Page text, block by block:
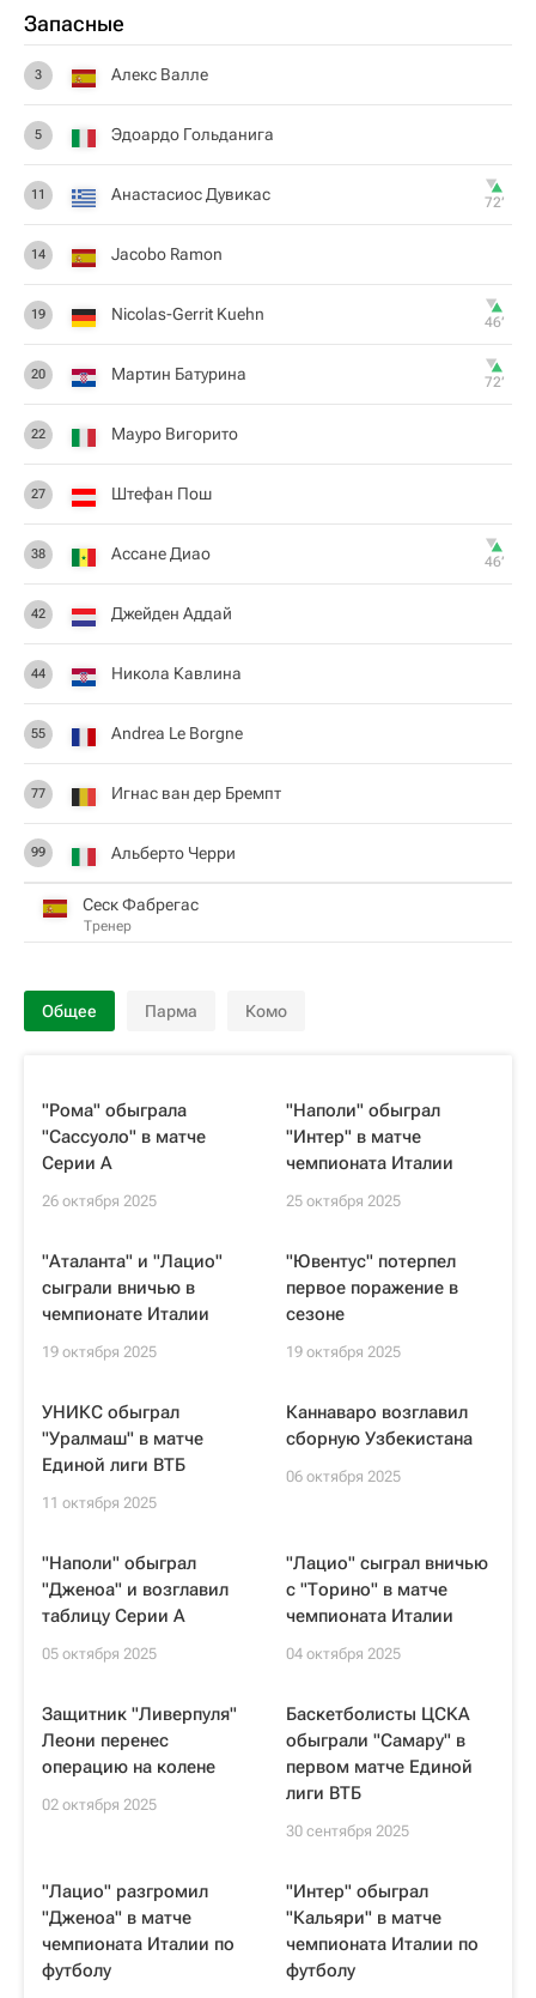
Запасные
3 Алекс Валле
5 Эдоардо Гольданига
11 Анастасиос Дувикас 72‎’‎
14 Jacobo Ramon
19 Nicolas-Gerrit Kuehn 46‎’‎
20 Мартин Батурина 72‎’‎
22 Мауро Вигорито
27 Штефан Пош
38 Ассане Диао 46‎’‎
42 Джейден Аддай
44 Никола Кавлина
55 Andrea Le Borgne
77 Игнас ван дер Бремпт
99 Альберто Черри
Сеск Фабрегас
Тренер
Общее Парма Комо
"Рома" обыграла
"Сассуоло" в матче
Серии А
26 октября 2025
"Наполи" обыграл
"Интер" в матче
чемпионата Италии
25 октября 2025
"Аталанта" и "Лацио"
сыграли вничью в
чемпионате Италии
19 октября 2025
"Ювентус" потерпел
первое поражение в
сезоне
19 октября 2025
УНИКС обыграл
"Уралмаш" в матче
Единой лиги ВТБ
11 октября 2025
Каннаваро возглавил
сборную Узбекистана
06 октября 2025
"Наполи" обыграл
"Дженоа" и возглавил
таблицу Серии А
05 октября 2025
"Лацио" сыграл вничью
с "Торино" в матче
чемпионата Италии
04 октября 2025
Защитник "Ливерпуля"
Леони перенес
операцию на колене
02 октября 2025
Баскетболисты ЦСКА
обыграли "Самару" в
первом матче Единой
лиги ВТБ
30 сентября 2025
"Лацио" разгромил
"Дженоа" в матче
чемпионата Италии по
футболу
"Интер" обыграл
"Кальяри" в матче
чемпионата Италии по
футболу